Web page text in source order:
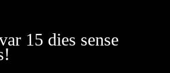
15 dies sense